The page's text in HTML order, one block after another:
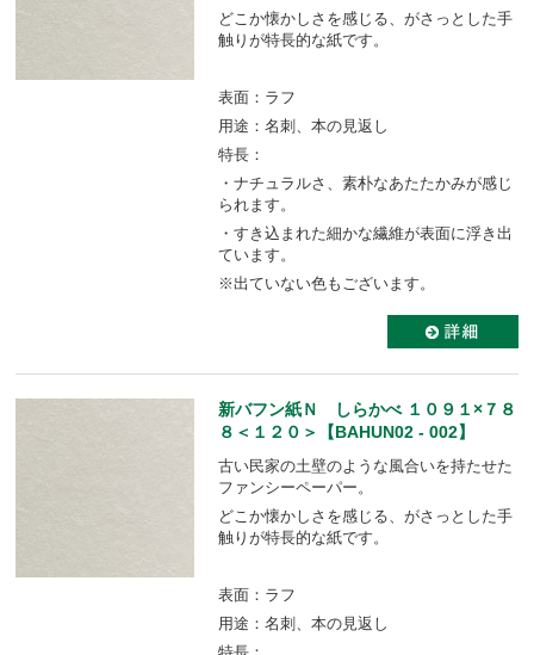
どこか懐かしさを感じる、がさっとした手
触りが特長的な紙です。
表面：ラフ
用途：名刺、本の見返し
特長：
・ナチュラルさ、素朴なあたたかみが感じ
られます。
・すき込まれた細かな繊維が表面に浮き出
ています。
※出ていない色もございます。
新バフン紙Ｎ しらかべ １０９１×７８
８＜１２０＞【BAHUN02 - 002】
古い民家の土壁のような風合いを持たせた
ファンシーペーパー。
どこか懐かしさを感じる、がさっとした手
触りが特長的な紙です。
表面：ラフ
用途：名刺、本の見返し